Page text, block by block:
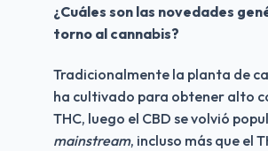
¿Cuáles son las novedades
torno al cannabis?
Tradicionalmente la planta de
ha cultivado para obtener alto
mainstream, incluso más que el